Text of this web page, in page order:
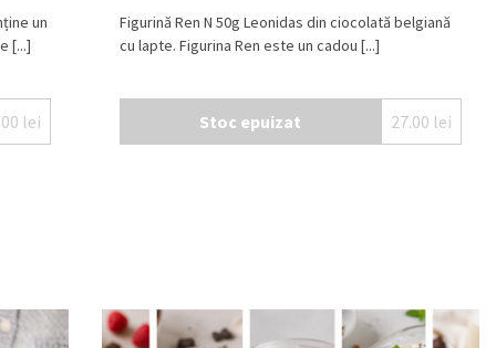
un
[...]
lei
Figurină Ren N 50g Leonidas din ciocolată belgiană
cu lapte. Figurina Ren este un cadou [...]
Stoc epuizat 27.00 lei